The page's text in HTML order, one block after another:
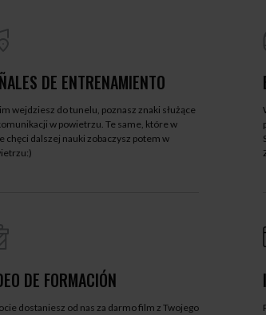
DE ENTRENAMIENTO
wejdziesz do tunelu, poznasz znaki służące
w powietrzu. Te same, które w
chęci dalszej nauki zobaczysz potem w
DE FORMACIÓN
dostaniesz od nas za darmo film z Twojego